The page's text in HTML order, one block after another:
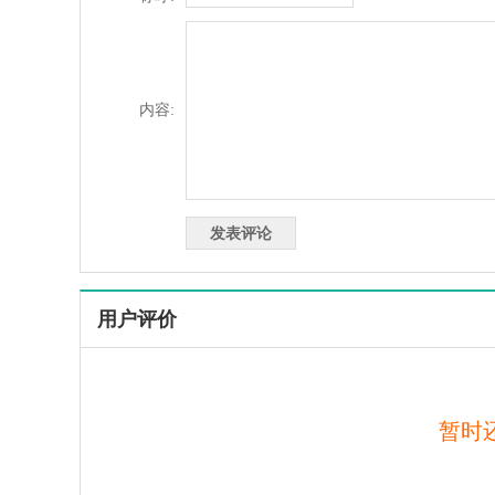
内容:
用户评价
暂时